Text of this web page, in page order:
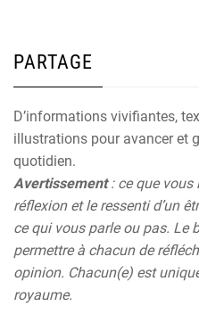
PARTAGE
D’informations vivifiantes,
illustrations pour avancer et
quotidien.
Avertissement: ce que vous
réflexion et le ressenti d’un
ce qui vous parle ou pas. Le
permettre à chacun de
opinion. Chacun(e) est
royaume.